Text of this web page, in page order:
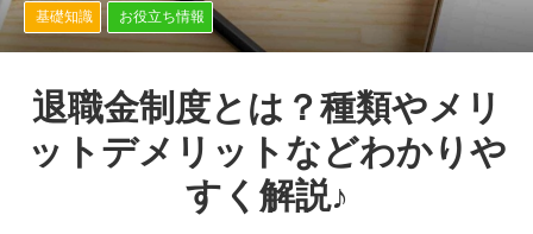
基礎知識 お役立ち情報
退職金制度とは？種類やメリ
ットデメリットなどわかりや
すく解説♪